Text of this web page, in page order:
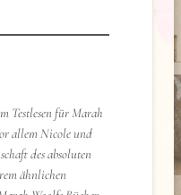
Testlesen für Marah
allem Nicole und
des absoluten
ähnlichen